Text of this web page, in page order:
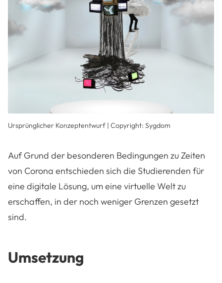
Ursprünglicher Konzeptentwurf | Copyright: Sygdom
Auf Grund der besonderen Bedingungen zu Zeiten
von Corona entschieden sich die Studierenden für
eine digitale Lösung, um eine virtuelle Welt zu
erschaffen, in der noch weniger Grenzen gesetzt
sind.
Umsetzung